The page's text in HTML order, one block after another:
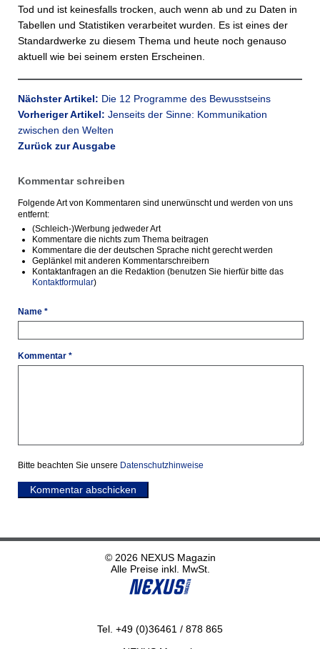
Tod und ist keinesfalls trocken, auch wenn ab und zu Daten in
Tabellen und Statistiken verarbeitet wurden. Es ist eines der
Standardwerke zu diesem Thema und heute noch genauso
aktuell wie bei seinem ersten Erscheinen.
Nächster Artikel: Die 12 Programme des Bewusstseins
Vorheriger Artikel: Jenseits der Sinne: Kommunikation
zwischen den Welten
Zurück zur Ausgabe
Kommentar schreiben
Folgende Art von Kommentaren sind unerwünscht und werden von uns
entfernt:
(Schleich-)Werbung jedweder Art
Kommentare die nichts zum Thema beitragen
Kommentare die der deutschen Sprache nicht gerecht werden
Geplänkel mit anderen Kommentarschreibern
Kontaktanfragen an die Redaktion (benutzen Sie hierfür bitte das
Kontaktformular)
Name *
Kommentar *
Bitte beachten Sie unsere Datenschutzhinweise
Kommentar abschicken
© 2026 NEXUS Magazin
Alle Preise inkl. MwSt.
Tel. +49 (0)36461 / 878 865